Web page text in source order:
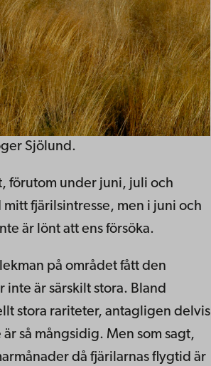
Sjölund.
förutom under juni, juli och
fjärilsintresse, men i juni och
är lönt att ens försöka.
på området fått den
är särskilt stora. Bland
stora rariteter, antagligen delvis
så mångsidig. Men som sagt,
då fjärilarnas flygtid är